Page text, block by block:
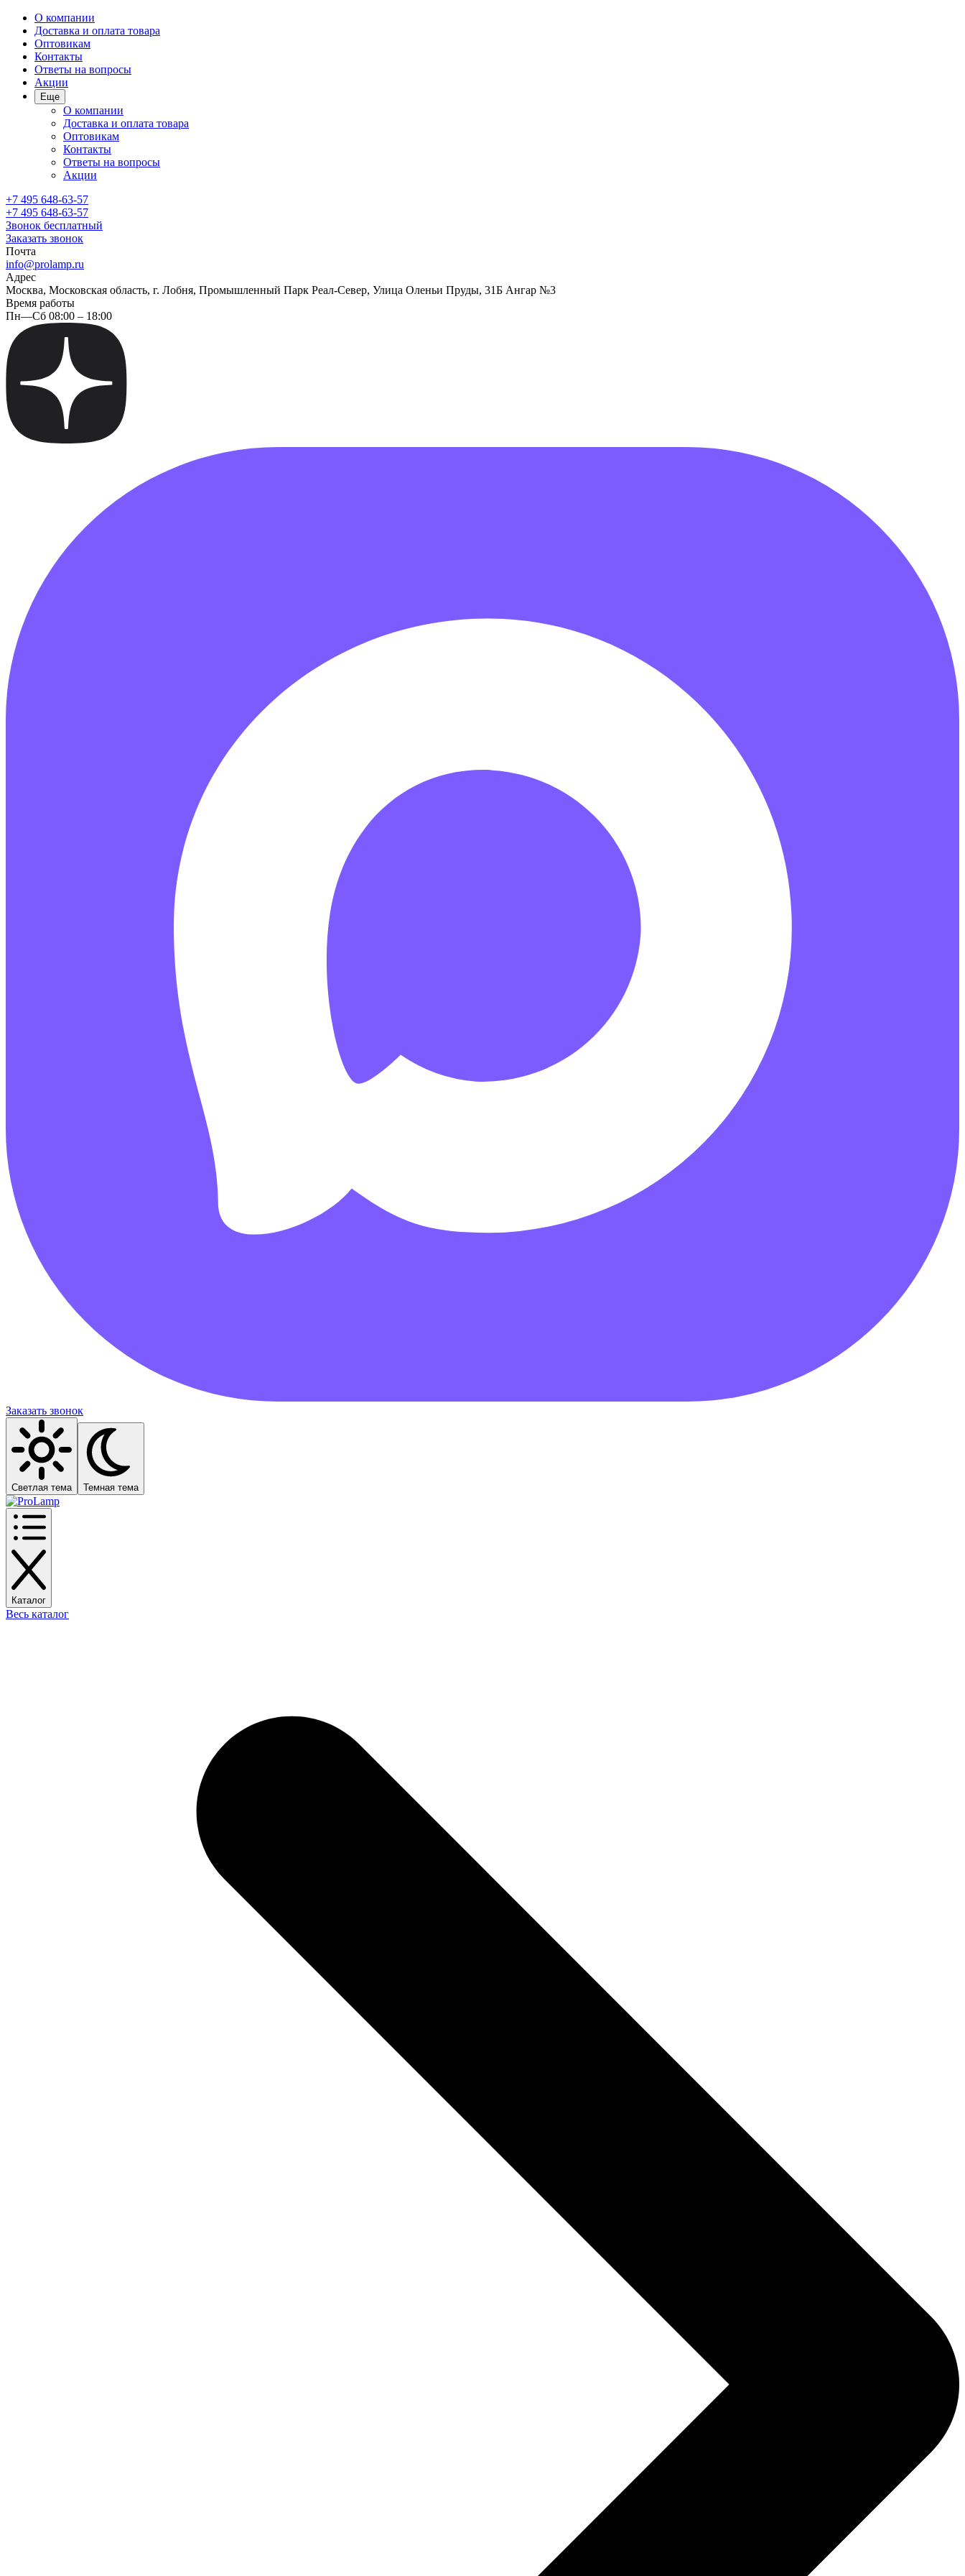
О компании
Доставка и оплата товара
Оптовикам
Контакты
Ответы на вопросы
Акции
Еще
О компании
Доставка и оплата товара
Оптовикам
Контакты
Ответы на вопросы
Акции
+7 495 648-63-57
+7 495 648-63-57
Звонок бесплатный
Заказать звонок
Почта
info@prolamp.ru
Адрес
Москва, Московская область, г. Лобня, Промышленный Парк Реал-Север, Улица Оленьи Пруды, 31Б Ангар №3
Время работы
Пн—Сб 08:00 – 18:00
Заказать звонок
Светлая тема Темная тема
Каталог
Весь каталог